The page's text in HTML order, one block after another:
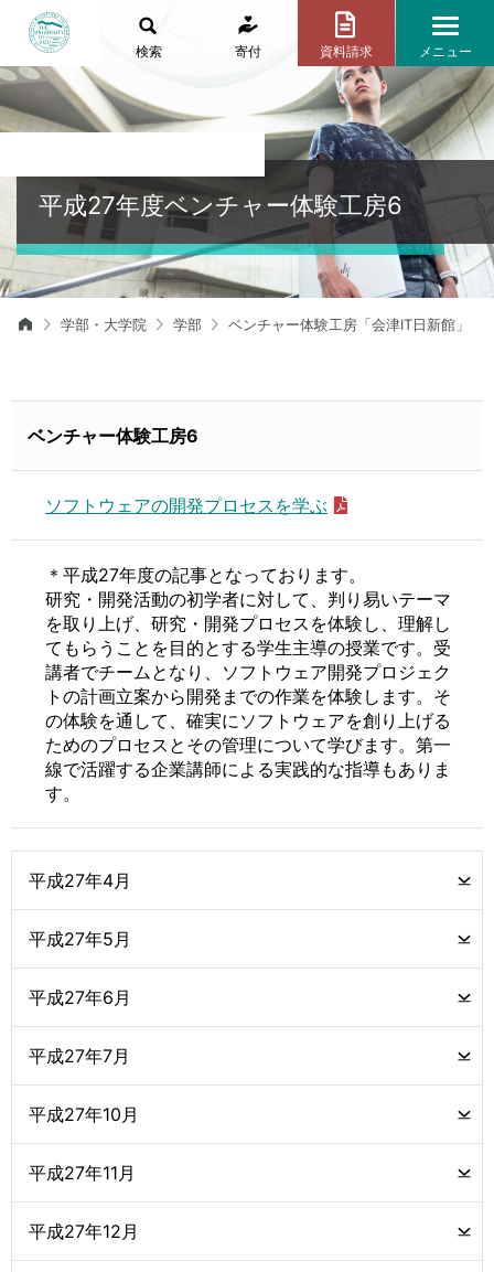
検索 寄付 資料請求 メニュー
平成27年度ベンチャー体験工房6
学部・大学院 学部 ベンチャー体験工房「会津IT日新館」
ベンチャー体験工房6
ソフトウェアの開発プロセスを学ぶ
＊平成27年度の記事となっております。
研究・開発活動の初学者に対して、判り易いテーマ
を取り上げ、研究・開発プロセスを体験し、理解し
てもらうことを目的とする学生主導の授業です。受
講者でチームとなり、ソフトウェア開発プロジェク
トの計画立案から開発までの作業を体験します。そ
の体験を通して、確実にソフトウェアを創り上げる
ためのプロセスとその管理について学びます。第一
線で活躍する企業講師による実践的な指導もありま
す。
平成27年4月
平成27年5月
平成27年6月
平成27年7月
平成27年10月
平成27年11月
平成27年12月